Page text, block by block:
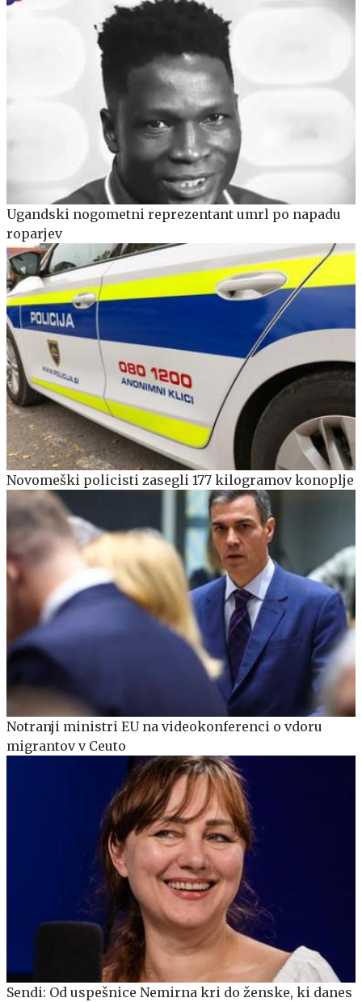
Ugandski nogometni reprezentant umrl po napadu
roparjev
Novomeški policisti zasegli 177 kilogramov konoplje
Notranji ministri EU na videokonferenci o vdoru
migrantov v Ceuto
Sendi: Od uspešnice Nemirna kri do ženske, ki danes